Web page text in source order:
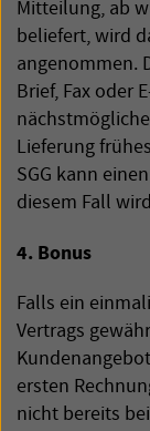
Mitteilung, ab
beliefert, wird
angenommen.
Brief, Fax oder
Lieferung
SGG kann
diesem Fall
4. Bonus
Falls ein
Vertrags
ersten
nicht bereits